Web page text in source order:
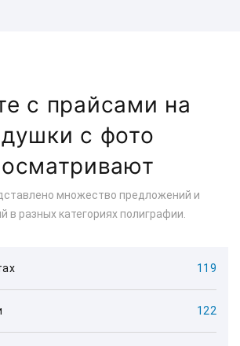
с прайсами на
с фото
множество предложений и
в разных категориях полиграфии.
119
122